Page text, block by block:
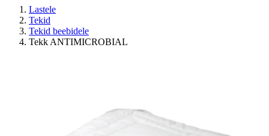
Lastele
Tekid
Tekid beebidele
Tekk ANTIMICROBIAL